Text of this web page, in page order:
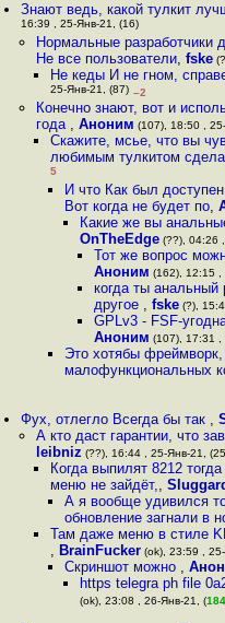
Знают ведь, какой тулкит
16:39 , 25-Янв-21, (16)
Нормальные разработчики
Не все пользователи, fske
Не кеды И не гном,
25-Янв-21, (87) –2
Конечно знают, вот и
года , Аноним (107), 18:50 ,
Скажите, мсье, что вы
любимым тулкитом
5
И что Как был
Вот когда не будет по,
Какие же вы
OnTheEdge(??), 04:26
Тот же вопрос
Аноним (162), 12:15 ,
когда ты анальный
другое , fske(?),
GPLv3 - FSF-
Аноним (107), 17:31 ,
Это хотябы
малофункциональных
Фух, отлегло Всегда бы так ,
А кто даст гарантии, что
leibniz (??), 16:44 , 25-Янв-21,
Когда выпилят 8212
меню не зайдёт,,
А я вообще удивился
обновление загнали в
Там даже меню в стиле
, BrainFucker(ok), 23:59 ,
Скриншот можно ,
https telegra ph file
(ok), 23:08 , 26-Янв-21, (184